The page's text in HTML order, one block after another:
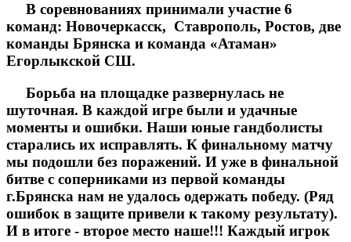
В соревнованиях принимали участие 6
команд: Новочеркасск, Ставрополь, Ростов, две
команды Брянска и команда «Атаман»
Егорлыкской СШ.
Борьба на площадке развернулась не
шуточная. В каждой игре были и удачные
моменты и ошибки. Наши юные гандболисты
старались их исправлять. К финальному матчу
мы подошли без поражений. И уже в финальной
битве с соперниками из первой команды
г.Брянска нам не удалось одержать победу. (Ряд
ошибок в защите привели к такому результату).
И в итоге - второе место наше!!! Каждый игрок